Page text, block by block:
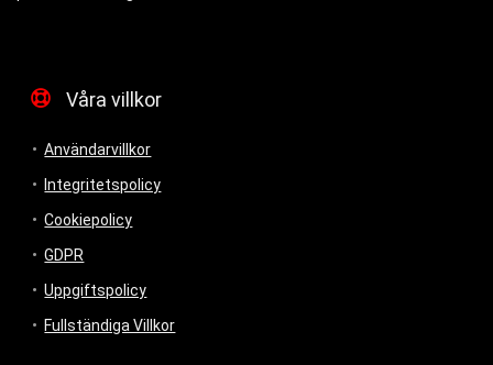
Våra villkor
Användarvillkor
Integritetspolicy
Cookiepolicy
GDPR
Uppgiftspolicy
Fullständiga Villkor